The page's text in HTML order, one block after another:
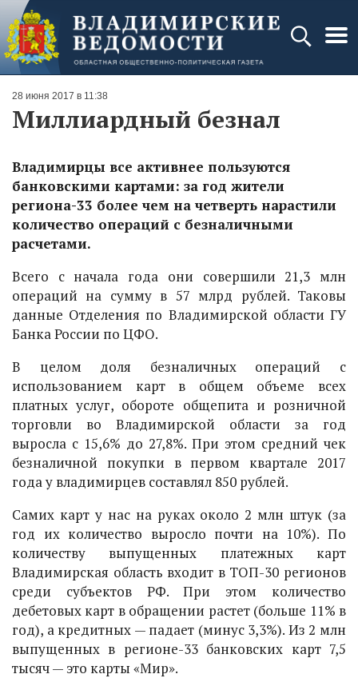
28 июня 2017 в 11:38
Миллиардный безнал
Владимирцы все активнее пользуются
банковскими картами: за год жители
региона-33 более чем на четверть нарастили
количество операций с безналичными
расчетами.
Всего с начала года они совершили 21,3 млн
операций на сумму в 57 млрд рублей. Таковы
данные Отделения по Владимирской области ГУ
Банка России по ЦФО.
В целом доля безналичных операций с
использованием карт в общем объеме всех
платных услуг, обороте общепита и розничной
торговли во Владимирской области за год
выросла с 15,6% до 27,8%. При этом средний чек
безналичной покупки в первом квартале 2017
года у владимирцев составлял 850 рублей.
Самих карт у нас на руках около 2 млн штук (за
год их количество выросло почти на 10%). По
количеству выпущенных платежных карт
Владимирская область входит в ТОП-30 регионов
среди субъектов РФ. При этом количество
дебетовых карт в обращении растет (больше 11% в
год), а кредитных — падает (минус 3,3%). Из 2 млн
выпущенных в регионе-33 банковских карт 7,5
тысяч — это карты «Мир».